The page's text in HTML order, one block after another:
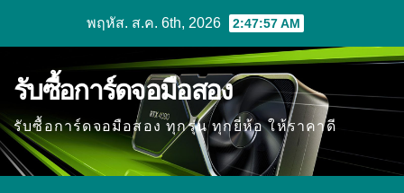
พฤหัส. ส.ค. 6th, 2026 2:47:57 AM
รับซื้อการ์ดจอมือสอง
รับซื้อการ์ดจอมือสอง ทุกรุ่น ทุกยี่ห้อ ให้ราคาดี